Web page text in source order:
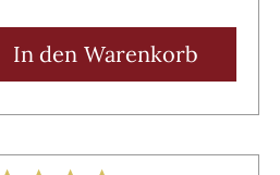
In den Warenkorb